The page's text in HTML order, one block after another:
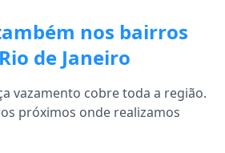
nos bairros
de Janeiro
vazamento cobre toda a região.
próximos onde realizamos